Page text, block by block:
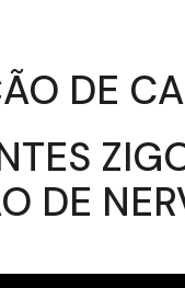
DE
DE